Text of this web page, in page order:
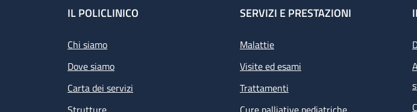
Footer
IL POLICLINICO
Chi siamo
Dove siamo
Carta dei servizi
SERVIZI E PRESTAZIONI
Malattie
Visite ed esami
Trattamenti